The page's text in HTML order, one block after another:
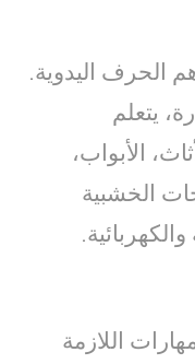
الحرف اليدوية.
يتعلم
الأبواب،
الخشبية
اللازمة